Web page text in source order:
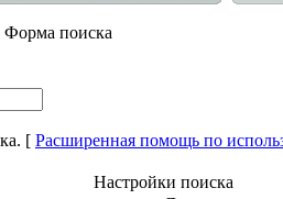
Форма поиска
[ Расширенная помощь по
Настройки поиска